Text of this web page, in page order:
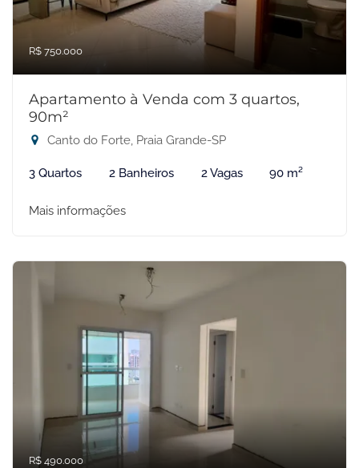
R$ 750.000
Apartamento à Venda com 3 quartos,
90m²
Canto do Forte, Praia Grande-SP
3 Quartos 2 Banheiros 2 Vagas 90 m²
Mais informações
R$ 490.000